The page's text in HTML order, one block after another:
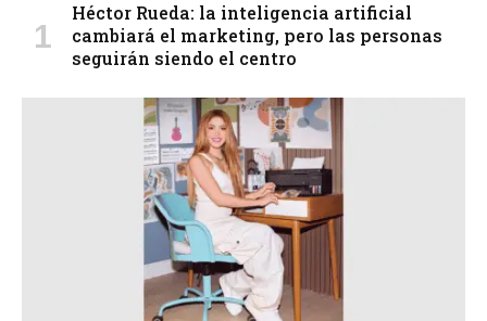
Héctor Rueda: la inteligencia artificial
cambiará el marketing, pero las personas
seguirán siendo el centro